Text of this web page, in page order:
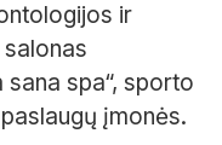
ir
sana spa“, sporto
įmonės.